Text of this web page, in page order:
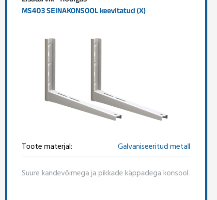
MS403 SEINAKONSOOL keevitatud (X)
Toote materjal: Galvaniseeritud metall
Suure kandevõimega ja pikkade käppadega konsool.